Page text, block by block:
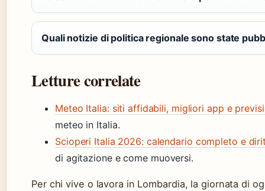
Quali notizie di politica regionale sono state
Letture correlate
Meteo Italia: siti affidabili, migliori app e
meteo in Italia.
Scioperi Italia 2026: calendario completo e
di agitazione e come muoversi.
Per chi vive o lavora in Lombardia, la giornata di